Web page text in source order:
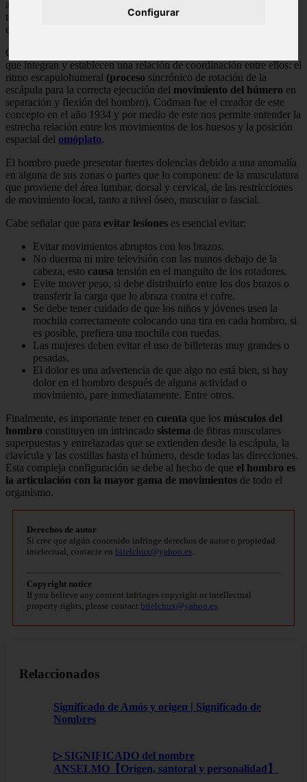
Configurar
aducción (acercamiento al tronco) y abducción (lejos del tronco);
todo esto hace posible colocar el brazo en cualquier plano del
espacio.
Cada articulación no presenta movimientos puros sino movimientos
que integran y establecen una relación de coordinación entre ellos: el
ritmo escapulohumeral (proceso sincrónico de rotación de la
escápula para la correcta ejecución del movimiento del húmero en
separación y flexión del hombro). Codman fue el creador de este
concepto en el año 1934 y por medio de este nos permite entender la
estrecha relación entre los movimientos de los huesos y la posición
espacial del omóplato.
El hombro puede presentar fuertes dolencias debido a una anomalía
en alguna de sus zonas o partes que lo componen: de la musculatura
que proviene del área lumbar, dorsal y cervical, de las restricciones
de movimiento local, tanto a nivel óseo, muscular o fascial.
Cabe señalar que para evitar lesiones es esencial evitar:
Evitar movimientos abruptos con los brazos.
No duerma ni mire televisión con las manos debajo de la
cabeza, esto causa tensión en el manguito de los rotadores.
Evite mover peso, si debe distribuirlo entre los dos brazos o
transferir la carga que lo abraza contra el cofre.
Se debe tener cuidado de que los niños y jóvenes usen la
mochila correctamente colocando una tira en cada hombro, si
es posible, prefiera una mochila con ruedas.
Las mujeres deben evitar el uso de billeteras muy grandes o
pesadas.
El dolor es una advertencia de que algo no está bien, si hay
dolor en el hombro después de alguna actividad o
movimiento, pare inmediatamente. Entre otros.
Finalmente, es importante tener en cuenta que los músculos del
hombro constituyen un intrincado sistema de fibras musculares
superpuestas y entrelazadas que se extienden desde la escápula, la
clavícula y las costillas hasta el húmero, desde todas las direcciones.
Esta compleja configuración se debe al hecho de que el hombro es
la articulación con la mayor gama de movimientos de todo el
organismo.
Derechos de autor
Si cree que algún contenido infringe derechos de autor o propiedad
intelectual, contacte en bitelchux@yahoo.es
Copyright notice
If you believe any content infringes copyright or intellectual
property rights, please contact bitelchux@yahoo.es
Relaccionados
Significado de Amós y origen | Significado de
Nombres
▷ SIGNIFICADO del nombre
ANSELMO【Origen, santoral y personalidad】